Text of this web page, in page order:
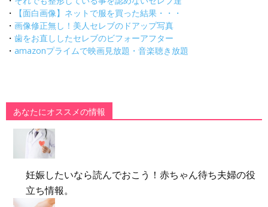
・
【面白画像】ネットで服を買った結果・・・
・ 画像修正無し！美人セレブのドアップ写真
・ 歯をお直ししたセレブのビフォーアフター
・ amazonプライムで映画見放題・音楽聴き放題
あなたにオススメの情報
妊娠したいなら読んでおこう！赤ちゃん待ち夫婦の役
立ち情報。